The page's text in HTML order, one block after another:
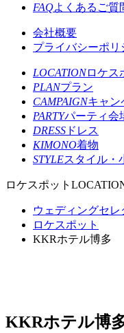
FAQよくあるご質
会社概要
プライバシーポリ
LOCATIONロケス
PLANプラン
CAMPAIGNキャン
PARTYパーティ会
DRESS ドレス
KIMONO着物
STYLEスタイル・
ロケスポット
ウェディングセ
ロケスポット
KKRホテル博多
KKRホテル博